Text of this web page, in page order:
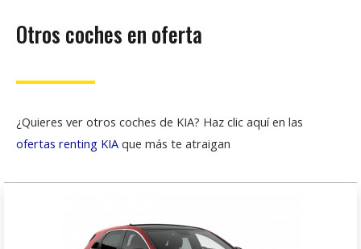
Otros coches en oferta
¿Quieres ver otros coches de KIA? Haz clic aquí en las
ofertas renting KIA que más te atraigan